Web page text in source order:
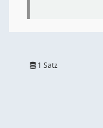
1 Satz